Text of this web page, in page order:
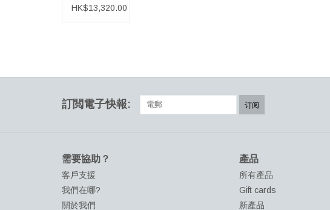
環保長椅
HK$13,320.00
訂閲電子快報: 订阅
需要協助？
客戶支援
我們在哪?
關於我們
產品
所有產品
Gift cards
新產品